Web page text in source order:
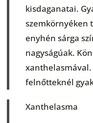
kisdaganatai.
szemkörnyéken
enyhén sárga
nagyságúak.
felnőtteknél
Xanthelasma